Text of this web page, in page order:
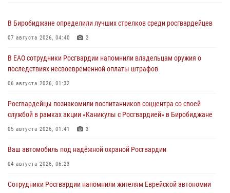
В Биробиджане определили лучших стрелков среди росгвардейцев
07 августа 2026, 04:40 2
В ЕАО сотрудники Росгвардии напомнили владельцам оружия о
последствиях несвоевременной оплаты штрафов
06 августа 2026, 01:32
Росгвардейцы познакомили воспитанников соццентра со своей
службой в рамках акции «Каникулы с Росгвардией» в Биробиджане
05 августа 2026, 01:41 3
Ваш автомобиль под надёжной охраной Росгвардии
04 августа 2026, 06:23
Сотрудники Росгвардии напомнили жителям Еврейской автономии